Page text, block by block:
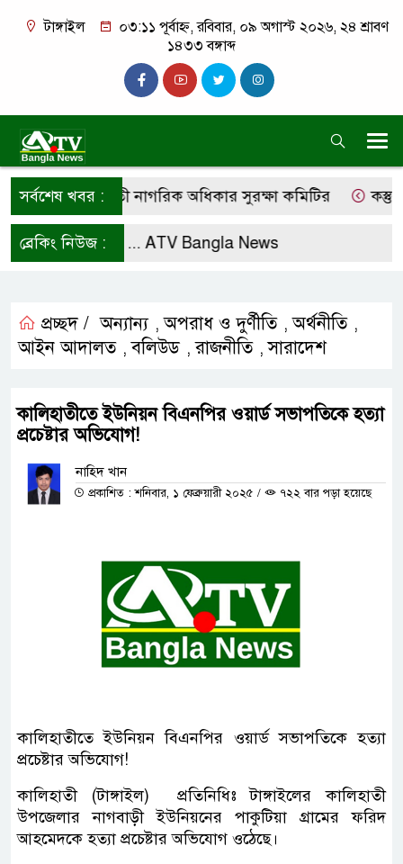
টাঙ্গাইল
০৩:১১ পূর্বাহ্ন, রবিবার, ০৯ অগাস্ট ২০২৬, ২৪ শ্রাবণ
১৪৩৩ বঙ্গাব্দ
সর্বশেষ খবর :
দাবি কালিহাতী নাগরিক অধিকার সুরক্ষা কমিটির
ব্রেকিং নিউজ :
করে রাখুন ... ATV Bangla News
প্রচ্ছদ / অন্যান্য ,অপরাধ ও দুর্ণীতি ,অর্থনীতি ,
আইন আদালত ,বলিউড ,রাজনীতি ,সারাদেশ
কালিহাতীতে ইউনিয়ন বিএনপির ওয়ার্ড সভাপতিকে হত্যা
প্রচেষ্টার অভিযোগ!
নাহিদ খান
প্রকাশিত : শনিবার, ১ ফেব্রুয়ারী ২০২৫ / ৭২২ বার পড়া হয়েছে
কালিহাতীতে ইউনিয়ন বিএনপির ওয়ার্ড সভাপতিকে হত্যা
প্রচেষ্টার অভিযোগ!
কালিহাতী (টাঙ্গাইল) প্রতিনিধিঃ টাঙ্গাইলের কালিহাতী
উপজেলার নাগবাড়ী ইউনিয়নের পাকুটিয়া গ্রামের ফরিদ
আহমেদকে হত্যা প্রচেষ্টার অভিযোগ ওঠেছে।